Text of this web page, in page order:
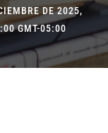
DE 2025,
GMT-05:00